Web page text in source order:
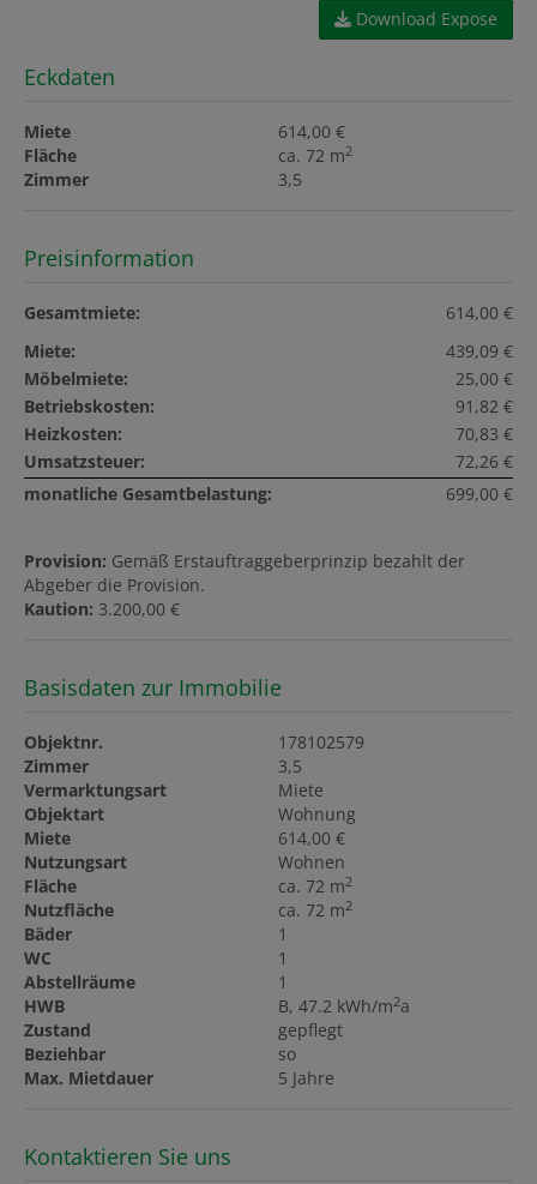
Download Expose
Eckdaten
Miete
614,00 €
Fläche
ca. 72 m2
Zimmer 3,5
Preisinformation
Gesamtmiete:
614,00 €
Miete:
439,09 €
Möbelmiete:
25,00 €
Betriebskosten:
91,82 €
Heizkosten:
70,83 €
Umsatzsteuer:
72,26 €
monatliche Gesamtbelastung:
699,00 €
Provision: Gemäß Erstauftraggeberprinzip bezahlt der
Abgeber die Provision.
Kaution: 3.200,00 €
Basisdaten zur Immobilie
Objektnr.
178102579
Zimmer
3,5
Vermarktungsart
Miete
Objektart
Wohnung
Miete
614,00 €
Nutzungsart
Wohnen
Fläche
ca. 72 m2
Nutzfläche ca. 72 m2
Bäder
1
WC
1
Abstellräume
1
HWB
B, 47.2 kWh/m2a
Zustand
gepflegt
Beziehbar
so
Max. Mietdauer
5 Jahre
Kontaktieren Sie uns